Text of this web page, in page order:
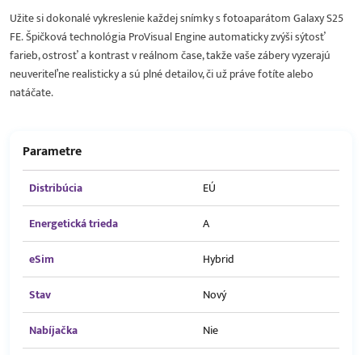
Užite si dokonalé vykreslenie každej snímky s fotoaparátom Galaxy S25
FE. Špičková technológia ProVisual Engine automaticky zvýši sýtosť
farieb, ostrosť a kontrast v reálnom čase, takže vaše zábery vyzerajú
neuveriteľne realisticky a sú plné detailov, či už práve fotíte alebo
natáčate.
Parametre
Distribúcia
EÚ
Energetická trieda
A
eSim
Hybrid
Stav
Nový
Nabíjačka
Nie